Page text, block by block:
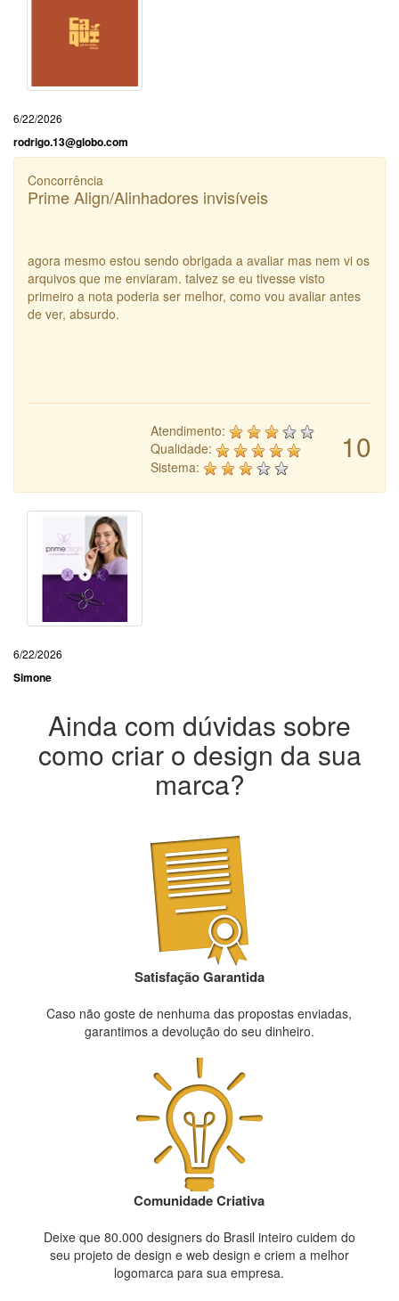
6/22/2026
rodrigo.13@globo.com
Concorrência
Prime Align/Alinhadores invisíveis
agora mesmo estou sendo obrigada a avaliar mas nem vi os
arquivos que me enviaram. talvez se eu tivesse visto
primeiro a nota poderia ser melhor, como vou avaliar antes
de ver, absurdo.
10
Atendimento:
Qualidade:
Sistema:
6/22/2026
Simone
Ainda com dúvidas sobre
como criar o design da sua
marca?
Satisfação Garantida
Caso não goste de nenhuma das propostas enviadas,
garantimos a devolução do seu dinheiro.
Comunidade Criativa
Deixe que 80.000 designers do Brasil inteiro cuidem do
seu projeto de design e web design e criem a melhor
logomarca para sua empresa.